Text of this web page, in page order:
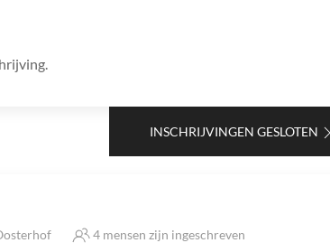
INSCHRIJVINGEN GESLOTEN
4 mensen zijn ingeschreven